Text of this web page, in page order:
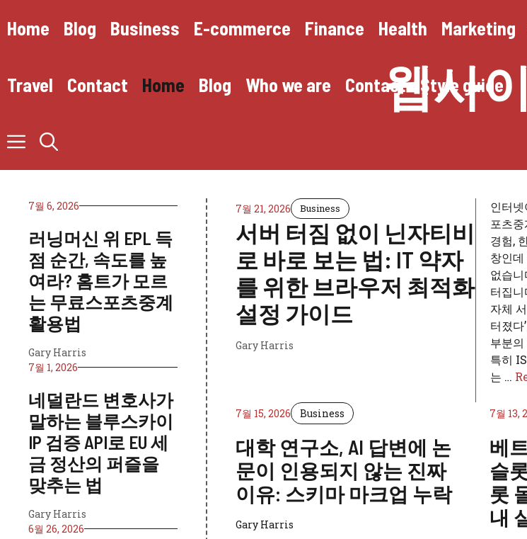
to
웹사
Home Blog Business E-commerce Finance Health Marketing
Travel Contact Home Blog Who we are Contact Style guide
7월 6, 2026
러닝머신 위 EPL 득
점 순간, 속도를 높
여라? 홈트가 모르
는 무료스포츠중계
활용법
Gary Harris
7월 1, 2026
네덜란드 변호사가
말하는 블루스카이
IP 검증 API로 EU 세
금 정산의 퍼즐을
맞추는 법
Gary Harris
6월 26, 2026
7월 21, 2026 Business
서버 터짐 없이 닌자티비
로 바로 보는 법: IT 약자
를 위한 브라우저 최적화
설정 가이드
Gary Harris
인터
포츠
경험,
창인
없습
터집니
자체
터졌다
부분
특히
는 …
7월 15, 2026 Business
대학 연구소, AI 답변에 논
문이 인용되지 않는 진짜
이유: 스키마 마크업 누락
Gary Harris
7월 13,
베
슬
롯
내